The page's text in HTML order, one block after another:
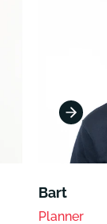
Bart
Planner